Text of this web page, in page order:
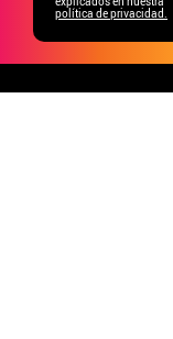
política de privacidad.